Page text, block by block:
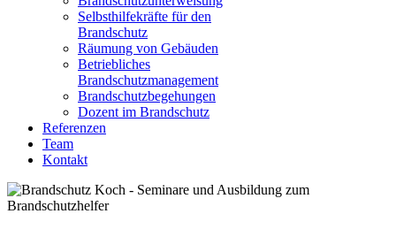
Selbsthilfekräfte für den
Brandschutz
Räumung von Gebäuden
Betriebliches
Brandschutzmanagement
Brandschutzbegehungen
Dozent im Brandschutz
Referenzen
Team
Kontakt